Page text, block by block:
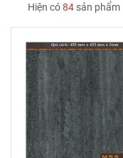
Hiện có84 sản phẩm